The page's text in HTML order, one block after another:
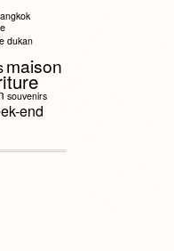
dukan
maison
souvenirs
end